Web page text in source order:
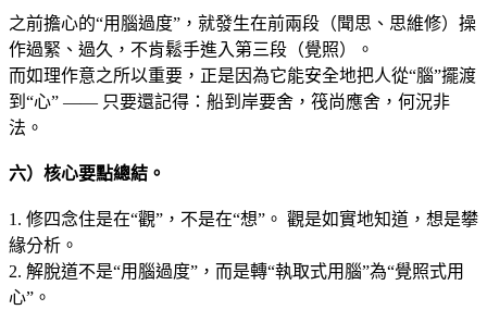
之前擔心的“用腦過度”，就發生在前兩段（聞思、思維修）操
作過緊、過久，不肯鬆手進入第三段（覺照）。
而如理作意之所以重要，正是因為它能安全地把人從“腦”擺渡
到“心” —— 只要還記得：船到岸要舍，筏尚應舍，何況非
法。
六）核心要點總結 。
1. 修四念住是在“觀”，不是在“想”。 觀是如實地知道，想是攀
緣分析。
2. 解脫道不是“用腦過度”，而是轉“執取式用腦”為“覺照式用
心”。